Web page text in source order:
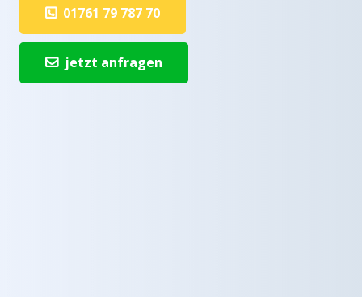
01761 79 787 70
jetzt anfragen